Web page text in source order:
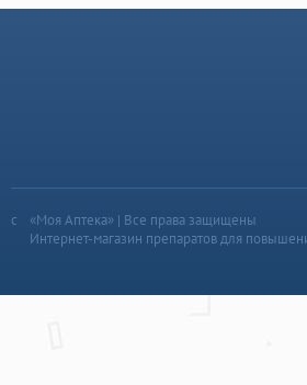
«Моя Аптека» | Все права защищены
Интернет-магазин препаратов для